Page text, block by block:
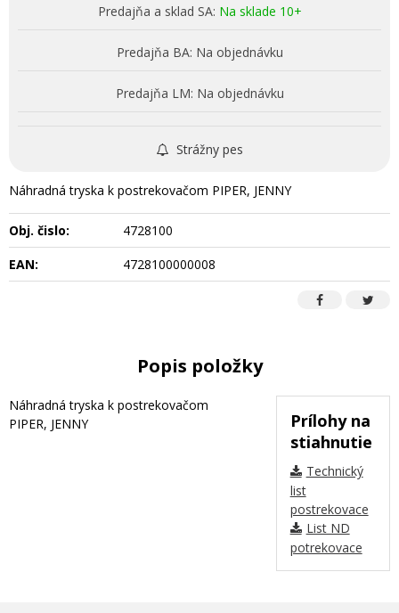
Predajňa a sklad SA: Na sklade 10+
Predajňa BA: Na objednávku
Predajňa LM: Na objednávku
Strážny pes
Náhradná tryska k postrekovačom PIPER, JENNY
Obj. čislo:
4728100
EAN:
4728100000008
Popis položky
Prílohy na
stiahnutie
Technický
list
postrekovace
List ND
potrekovace
Náhradná tryska k postrekovačom
PIPER, JENNY